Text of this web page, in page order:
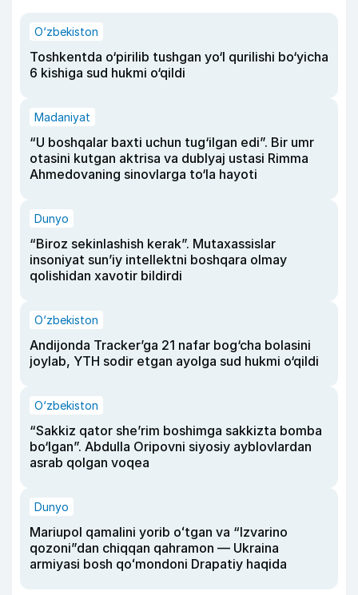
O‘zbekiston
Toshkentda o‘pirilib tushgan yo‘l qurilishi bo‘yicha
6 kishiga sud hukmi o‘qildi
Madaniyat
“U boshqalar baxti uchun tug‘ilgan edi”. Bir umr
otasini kutgan aktrisa va dublyaj ustasi Rimma
Ahmedovaning sinovlarga to‘la hayoti
Dunyo
“Biroz sekinlashish kerak”. Mutaxassislar
insoniyat sun’iy intellektni boshqara olmay
qolishidan xavotir bildirdi
O‘zbekiston
Andijonda Tracker’ga 21 nafar bog‘cha bolasini
joylab, YTH sodir etgan ayolga sud hukmi o‘qildi
O‘zbekiston
“Sakkiz qator she’rim boshimga sakkizta bomba
bo‘lgan”. Abdulla Oripovni siyosiy ayblovlardan
asrab qolgan voqea
Dunyo
Mariupol qamalini yorib oʻtgan va “Izvarino
qozoni”dan chiqqan qahramon — Ukraina
armiyasi bosh qoʻmondoni Drapatiy haqida